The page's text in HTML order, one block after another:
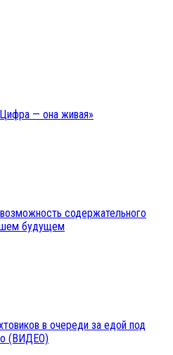
— она живая»
содержательного
будущем
в очереди за едой под
(ВИДЕО)